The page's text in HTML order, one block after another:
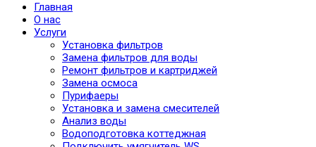
Главная
О нас
Услуги
Установка фильтров
Замена фильтров для воды
Ремонт фильтров и картриджей
Замена осмоса
Пурифаеры
Установка и замена смесителей
Анализ воды
Водоподготовка коттеджная